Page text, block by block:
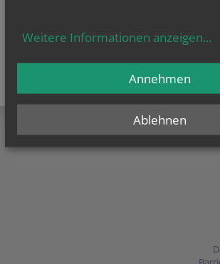
Weitere Informationen anzeigen...
Ablehnen
Annehmen